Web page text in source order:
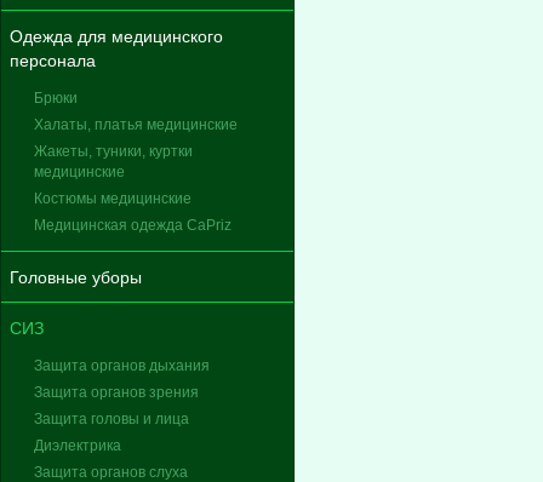
Одежда для медицинского
персонала
Брюки
Халаты, платья медицинские
Жакеты, туники, куртки
медицинские
Костюмы медицинские
Медицинская одежда CaPriz
Головные уборы
СИЗ
Защита органов дыхания
Защита органов зрения
Защита головы и лица
Диэлектрика
Защита органов слуха